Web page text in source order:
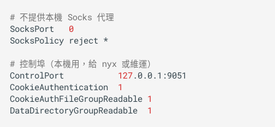
# 不提供本機 Socks 代理
SocksPort
0
SocksPolicy reject *
# 控制埠（本機用，給 nyx 或維運）
ControlPort
127.0.0.1:9051
CookieAuthentication
1
CookieAuthFileGroupReadable 1
DataDirectoryGroupReadable
1